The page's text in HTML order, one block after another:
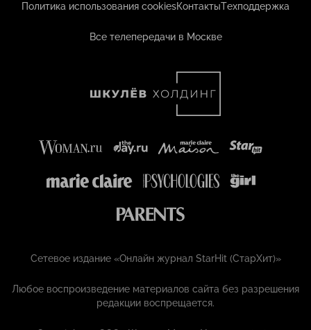
Политика использования cookiesКонтактыТехподдержка
Все телепередачи в Москве
Сетевое издание «Онлайн журнал StarHit (СтарХит)»
Любое воспроизведение материалов сайта без разрешения
редакции воспрещается.